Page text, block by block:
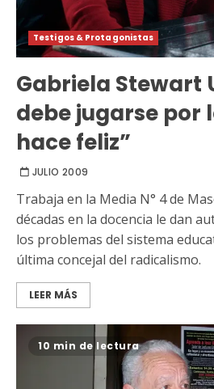
Testigos & Protagonistas
Gabriela Stewart
debe jugarse por
hace feliz”
JULIO 2009
Trabaja en la Media N° 4 de
décadas en la docencia le dan
los problemas del sistema
última concejal del radicalismo.
LEER MÁS
10 min de lectura